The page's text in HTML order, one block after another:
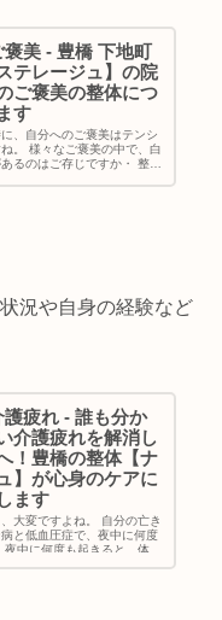
褒美 - 豊橋 下地町
テレージュ】の院
ご褒美の整体につ
す
、自分へのご褒美はテンシ
で、白
のはご存じですか・ 整体
況や自身の経験など
疲れ - 誰も分か
介護疲れを解消し
！豊橋の整体【ナ
】が心身のケアに
ます
大変ですよね。 自分の亡き
と低血圧症で、夜中に何度
います。 そこで、介護疲れ